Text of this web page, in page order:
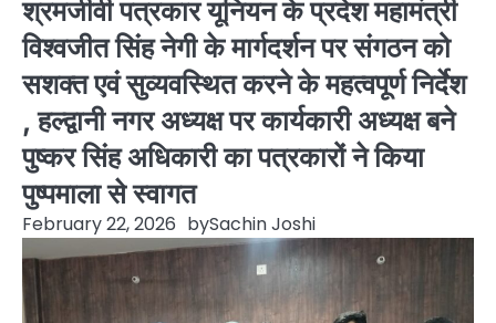
श्रमजीवी पत्रकार यूनियन के प्रदेश महामंत्री
विश्वजीत सिंह नेगी के मार्गदर्शन पर संगठन को
सशक्त एवं सुव्यवस्थित करने के महत्वपूर्ण निर्देश
, हल्द्वानी नगर अध्यक्ष पर कार्यकारी अध्यक्ष बने
पुष्कर सिंह अधिकारी का पत्रकारों ने किया
पुष्पमाला से स्वागत
February 22, 2026 bySachin Joshi